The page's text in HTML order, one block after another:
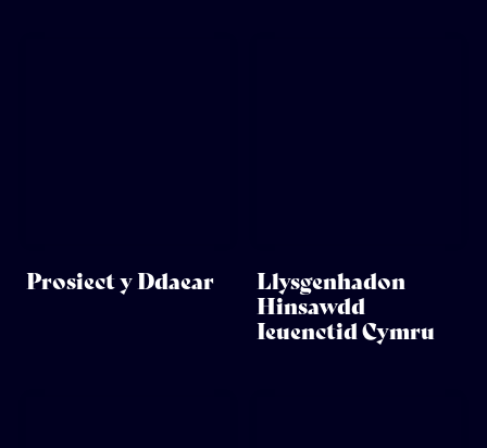
Prosiect y Ddaear
Llysgenhadon
Hinsawdd
Ieuenctid Cymru